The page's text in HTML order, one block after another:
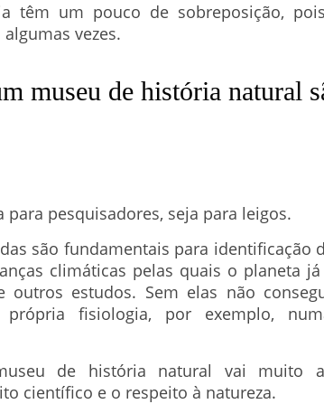
têm um pouco de sobreposição,
vezes.
museu de história natural
pesquisadores, seja para leigos.
são fundamentais para identificação
climáticas pelas quais o planeta já
outros estudos. Sem elas não
fisiologia, por exemplo,
de história natural vai muito
científico e o respeito à natureza.